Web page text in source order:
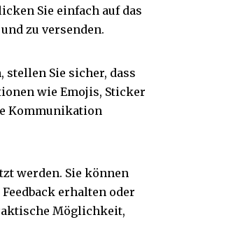
Sie einfach auf das
zu versenden.
Sie sicher, dass
wie Emojis, Sticker
Kommunikation
werden. Sie können
erhalten oder
Möglichkeit,